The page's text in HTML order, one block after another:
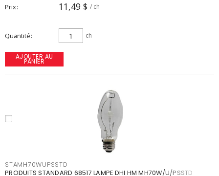
Prix 11,49 $ / ch
Quantité ch
AJOUTER AU
PANIER
STAMH70WUPSSTD
PRODUITS STANDARD 68517 LAMPE DHI HM MH70W/U/PSSTD